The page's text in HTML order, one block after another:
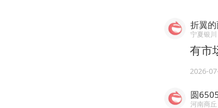
折翼
宁夏银川
有市
2026-
圆
河南商丘